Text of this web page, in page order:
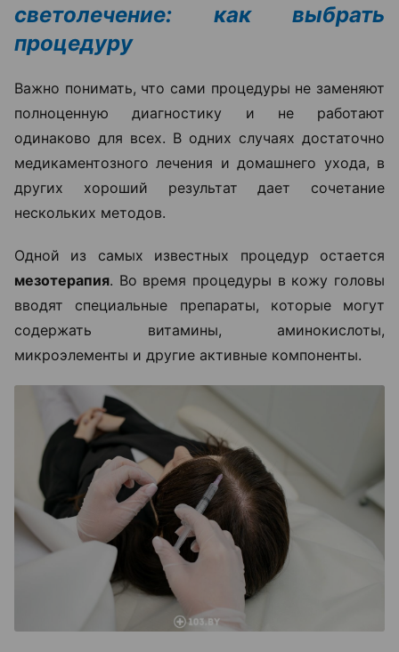
светолечение: как выбрать
процедуру
Важно понимать, что сами процедуры не заменяют
полноценную диагностику и не работают
одинаково для всех. В одних случаях достаточно
медикаментозного лечения и домашнего ухода, в
других хороший результат дает сочетание
нескольких методов.
Одной из самых известных процедур остается
мезотерапия. Во время процедуры в кожу головы
вводят специальные препараты, которые могут
содержать витамины, аминокислоты,
микроэлементы и другие активные компоненты.